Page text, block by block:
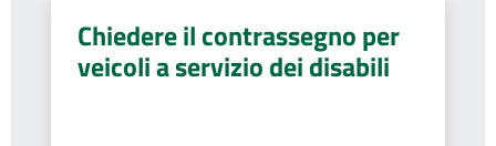
Chiedere il contrassegno per
veicoli a servizio dei disabili